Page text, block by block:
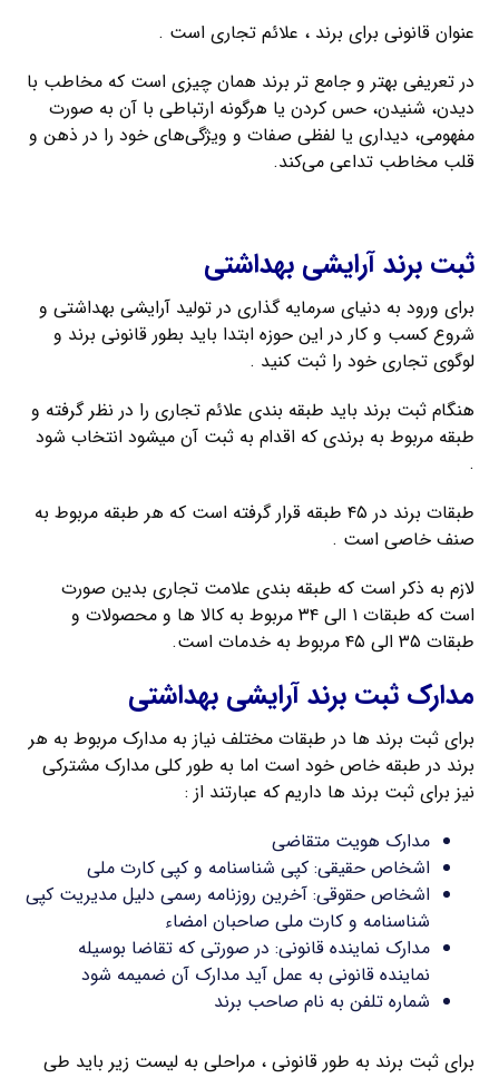
عنوان قانونی برای برند ، علائم تجاری است .
در تعریفی بهتر و جامع تر برند همان چیزی است که مخاطب با
دیدن، شنیدن، حس کردن یا هرگونه ارتباطی با آن به صورت
مفهومی، دیداری یا لفظی صفات و ویژگی‌های خود را در ذهن و
قلب مخاطب تداعی می‌کند.
ثبت برند آرایشی بهداشتی
برای ورود به دنیای سرمایه گذاری در تولید آرایشی بهداشتی و
شروع کسب و کار در این حوزه ابتدا باید بطور قانونی برند و
لوگوی تجاری خود را ثبت کنید .
هنگام ثبت برند باید طبقه بندی علائم تجاری را در نظر گرفته و
طبقه مربوط به برندی که اقدام به ثبت آن میشود انتخاب شود
.
طبقات برند در ۴۵ طبقه قرار گرفته است که هر طبقه مربوط به
صنف خاصی است .
لازم به ذکر است که طبقه بندی علامت تجاری بدین صورت
است که طبقات ۱ الی ۳۴ مربوط به کالا ها و محصولات و
طبقات ۳۵ الی ۴۵ مربوط به خدمات است.
مدارک ثبت برند آرایشی بهداشتی
برای ثبت برند ها در طبقات مختلف نیاز به مدارک مربوط به هر
برند در طبقه خاص خود است اما به طور کلی مدارک مشترکی
نیز برای ثبت برند ها داریم که عبارتند از :
مدارک هویت متقاضی
اشخاص حقیقی: کپی شناسنامه و کپی کارت ملی
اشخاص حقوقی: آخرین روزنامه رسمی دلیل مدیریت کپی
شناسنامه و کارت ملی صاحبان امضاء
مدارک نماینده قانونی: در صورتی که تقاضا بوسیله
نماینده قانونی به عمل آید مدارک آن ضمیمه شود
شماره تلفن به نام صاحب برند
برای ثبت برند به طور قانونی ، مراحلی به لیست زیر باید طی